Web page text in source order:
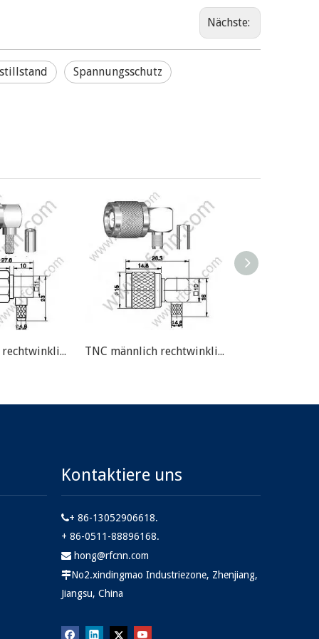
Nächste:
Spannungsschutz
TNC männlich rechtwinklig für RG142 RF-Anschluss TNC männlich rechtwinklig für RG58 RF-Anschluss
Kontaktiere uns
+ 86-13052906618.
+ 86-0511-88896168.
 hong@rfcnn.com
No2.xindingmao Industriezone, Zhenjiang,
Jiangsu, China